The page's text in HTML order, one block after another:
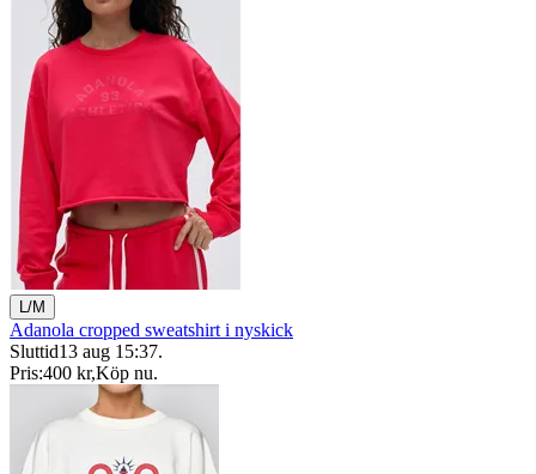
L/M
Adanola cropped sweatshirt i nyskick
Sluttid13 aug 15:37.
Pris:400 kr,Köp nu.